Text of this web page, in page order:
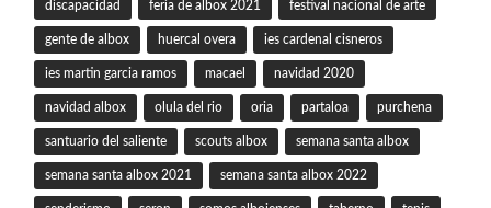
discapacidad feria de albox 2021 festival nacional de arte
gente de albox huercal overa ies cardenal cisneros
ies martin garcia ramos macael navidad 2020
navidad albox olula del rio oria partaloa purchena
santuario del saliente scouts albox semana santa albox
semana santa albox 2021 semana santa albox 2022